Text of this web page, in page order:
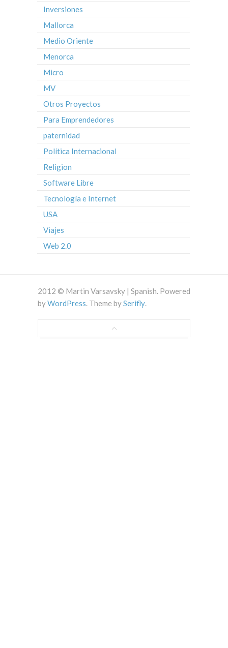
Inversiones
Mallorca
Medio Oriente
Menorca
Micro
MV
Otros Proyectos
Para Emprendedores
paternidad
Política Internacional
Religion
Software Libre
Tecnología e Internet
USA
Viajes
Web 2.0
2012 © Martin Varsavsky | Spanish. Powered
byWordPress. Theme bySerifly.